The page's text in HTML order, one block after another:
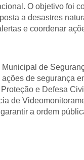
O objetivo foi
a desastres
e coordenar
de
de segurança
e Defesa
de
a ordem